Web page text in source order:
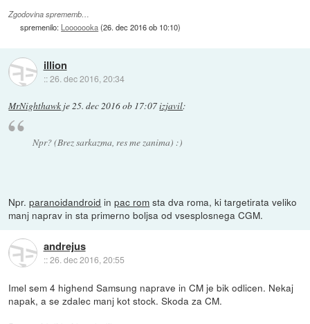
Zgodovina sprememb…
spremenilo: Looooooka(26. dec 2016 ob 10:10)
illion
::26. dec 2016, 20:34
MrNighthawk je25. dec 2016 ob 17:07izjavil:
Npr? (Brez sarkazma, res me zanima) :)
Npr.paranoidandroid inpac rom sta dva roma, ki targetirata veliko
manj naprav in sta primerno boljsa od vsesplosnega CGM.
andrejus
::26. dec 2016, 20:55
Imel sem 4 highend Samsung naprave in CM je bik odlicen. Nekaj
napak, a se zdalec manj kot stock. Skoda za CM.